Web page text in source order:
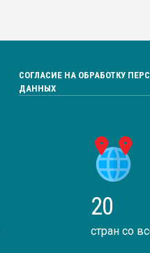
СОГЛАСИЕ НА ОБРАБОТКУ
ДАННЫХ
20
стран со